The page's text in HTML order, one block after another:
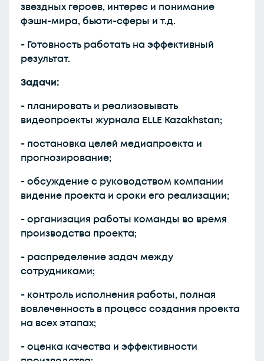
звездных героев, интерес и понимание
фэшн-мира, бьюти-сферы и т.д.
- Готовность работать на эффективный
результат.
Задачи:
- планировать и реализовывать
видеопроекты журнала ELLE Kazakhstan;
- постановка целей медиапроекта и
прогнозирование;
- обсуждение с руководством компании
видение проекта и сроки его реализации;
- организация работы команды во время
производства проекта;
- распределение задач между
сотрудниками;
- контроль исполнения работы, полная
вовлеченность в процесс создания проекта
на всех этапах;
- оценка качества и эффективности